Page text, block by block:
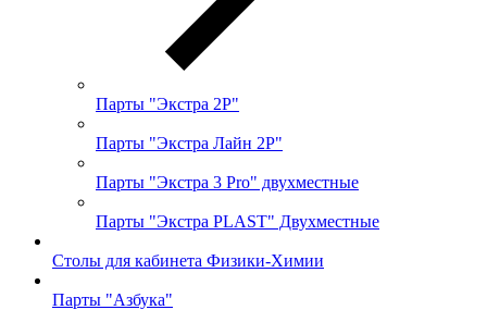
Парты "Экстра 2Р"
Парты "Экстра Лайн 2Р"
Парты "Экстра 3 Pro" двухместные
Парты "Экстра PLAST" Двухместные
Столы для кабинета Физики-Химии
Парты "Азбука"